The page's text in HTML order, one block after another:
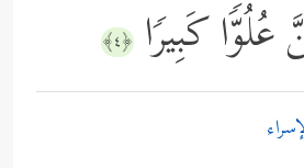
عُلُوࣰّا كَبِیرࣰا ﴿٤﴾